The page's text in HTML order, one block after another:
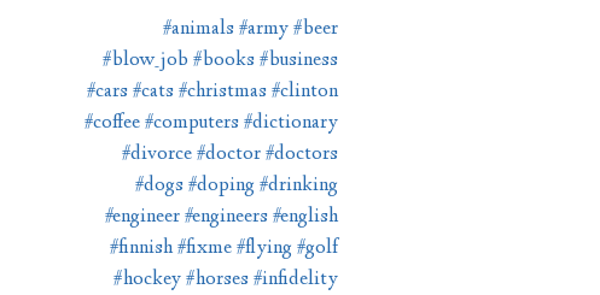
#animals#army#beer
#blow_job #books#business
#cars#cats#christmas#clinton
#coffee#computers#dictionary
#divorce#doctor#doctors
#dogs#doping #drinking
#engineer#engineers#english
#finnish#fixme#flying #golf
#hockey#horses#infidelity